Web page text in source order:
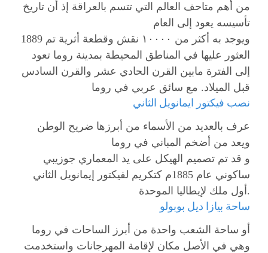
من أهم متاحف العالم التي تتسم بالعراقة إذ أن تاريخ
تأسيسه يعود إلى العام
1889 ويوجد به أكثر من ١٠٠٠٠ نقش وقطعة أثرية تم
العثور عليها في المناطق المحيطة بمدينة روما تعود
إلى الفترة مابين القرن الحادي عشر والقرن السادس
قبل الميلاد. مع سائق عربي في روما
نصب فيكتور ايمانويل الثاني
عرف بالعديد من الأسماء من أبرزها ضريح الوطن
ويعد من أضخم المباني في روما
و قد تم تصميم الهيكل على يد المعماري جوزيبي
ساكوني عام 1885م كتكريم لفيكتور إيمانويل الثاني
أول ملك لإيطاليا الموحدة.
ساحة بيازا ديل بوبولو
أو ساحة الشعب واحدة من أبرز الساحات في روما
وهي في الأصل مكان لإقامة المهرجانات واستخدمت